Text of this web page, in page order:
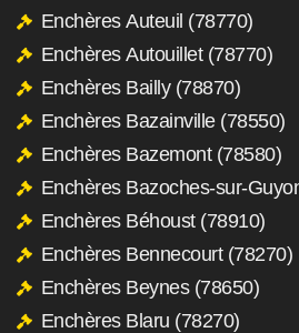
Enchères Auteuil (78770)
Enchères Autouillet (78770)
Enchères Bailly (78870)
Enchères Bazainville (78550)
Enchères Bazemont (78580)
Enchères Bazoches-sur-
Enchères Béhoust (78910)
Enchères Bennecourt (78270)
Enchères Beynes (78650)
Enchères Blaru (78270)